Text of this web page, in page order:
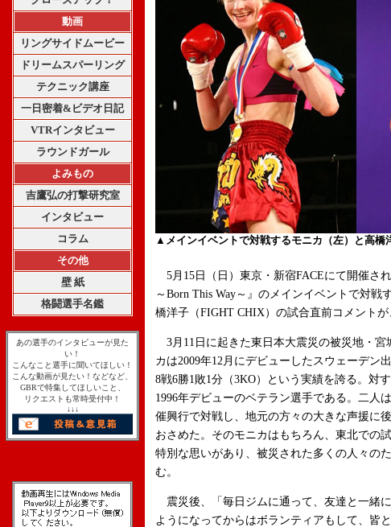
動画
リングサイドムービー
ドリームスパーリング
テクニック講座
一日密着&ビデオ日記
VTRインタビュー
ラウンドガール
よみもの
吉鷹弘の打撃研究室
インタビュー
コラム
その他
壁 紙
格闘選手名鑑
あの選手のインタビューが見た
い！
こんなこと選手に聞いてほしい！
こんな動画が見たい！などなど、
GBRで特集してほしいこと、
リクエストも常時受付中！
↓↓↓
▲ メインイベントで対戦するモニカ（左）と高橋
5月15日（日）東京・新宿FACEにて開催さ
～Born This Way～』のメインイベントで対戦
橋洋子（FIGHT CHIX）の試合直前コメントが
3月11日に起きた東日本大震災の被災地・宮
カは2009年12月にデビューしたスウェーデン
8戦6勝1敗1分（3KO）という実績を誇る。対
1996年デビューのベテラン選手である。二人
催興行で対戦し、地元の方々の大きな声援に
おさめた。そのモニカはもちろん、東北での
特別な思いがあり、被災された多くの人々の
む。
震災後、「毎日ジムに通って、友達と一緒
ようになってからはボランティアもして、皆